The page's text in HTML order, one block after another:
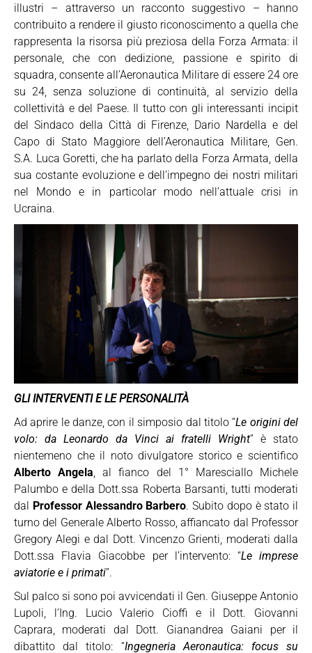
illustri – attraverso un racconto suggestivo – hanno
contribuito a rendere il giusto riconoscimento a quella che
rappresenta la risorsa più preziosa della Forza Armata: il
personale, che con dedizione, passione e spirito di
squadra, consente all’Aeronautica Militare di essere 24 ore
su 24, senza soluzione di continuità, al servizio della
collettività e del Paese. Il tutto con gli interessanti incipit
del Sindaco della Città di Firenze, Dario Nardella e del
Capo di Stato Maggiore dell’Aeronautica Militare, Gen.
S.A. Luca Goretti, che ha parlato della Forza Armata, della
sua costante evoluzione e dell’impegno dei nostri militari
nel Mondo e in particolar modo nell’attuale crisi in
Ucraina.
GLI INTERVENTI E LE PERSONALITÀ
Ad aprire le danze, con il simposio dal titolo “Le origini del
volo: da Leonardo da Vinci ai fratelli Wright” è stato
nientemeno che il noto divulgatore storico e scientifico
Alberto Angela, al fianco del 1° Maresciallo Michele
Palumbo e della Dott.ssa Roberta Barsanti, tutti moderati
dal Professor Alessandro Barbero. Subito dopo è stato il
turno del Generale Alberto Rosso, affiancato dal Professor
Gregory Alegi e dal Dott. Vincenzo Grienti, moderati dalla
Dott.ssa Flavia Giacobbe per l’intervento: “Le imprese
aviatorie e i primati”.
Sul palco si sono poi avvicendati il Gen. Giuseppe Antonio
Lupoli, l’Ing. Lucio Valerio Cioffi e il Dott. Giovanni
Caprara, moderati dal Dott. Gianandrea Gaiani per il
dibattito dal titolo: “Ingegneria Aeronautica: focus su